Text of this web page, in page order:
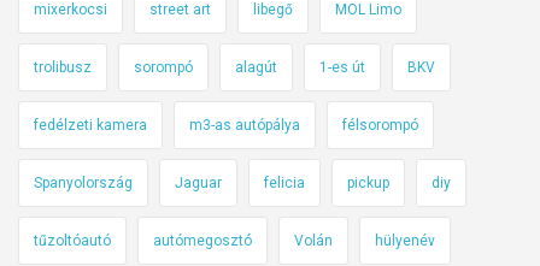
e
ő
a
e
ü
l
mixerkocsi street art libegő MOL Limo
trolibusz sorompó alagút 1-es út BKV
fedélzeti kamera m3-as autópálya félsorompó
Spanyolország Jaguar felicia pickup diy
tűzoltóautó autómegosztó Volán hülyenév